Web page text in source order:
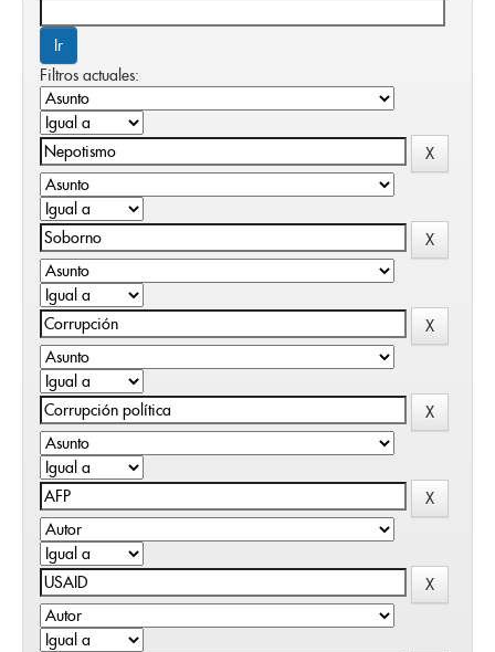
Filtros actuales: